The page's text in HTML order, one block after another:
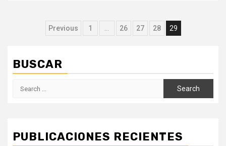
Posts
Previous 1 26 27 28 29
BUSCAR
PUBLICACIONES RECIENTES